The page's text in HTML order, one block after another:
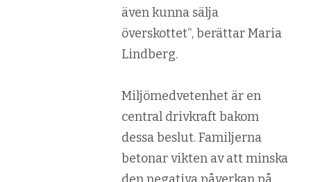
även kunna sälja
överskottet“, berättar Maria
Lindberg.
Miljömedvetenhet är en
central drivkraft bakom
dessa beslut. Familjerna
betonar vikten av att minska